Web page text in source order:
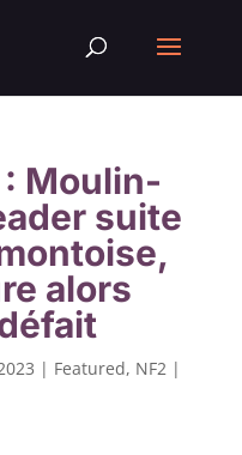
: Moulin-
suite
alors
| Featured, NF2|